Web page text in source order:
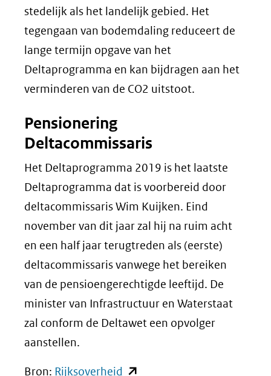
stedelijk als het landelijk gebied. Het
tegengaan van bodemdaling reduceert de
lange termijn opgave van het
Deltaprogramma en kan bijdragen aan het
verminderen van de CO2 uitstoot.
Pensionering
Deltacommissaris
Het Deltaprogramma 2019 is het laatste
Deltaprogramma dat is voorbereid door
deltacommissaris Wim Kuijken. Eind
november van dit jaar zal hij na ruim acht
en een half jaar terugtreden als (eerste)
deltacommissaris vanwege het bereiken
van de pensioengerechtigde leeftijd. De
minister van Infrastructuur en Waterstaat
zal conform de Deltawet een opvolger
aanstellen.
Bron: Rijksoverheid (opent